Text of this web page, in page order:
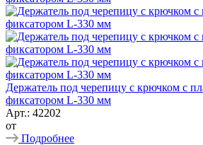
Держатель под черепицу с крючком с
фиксатором L-330 мм
Арт.: 42202
от
Подробнее